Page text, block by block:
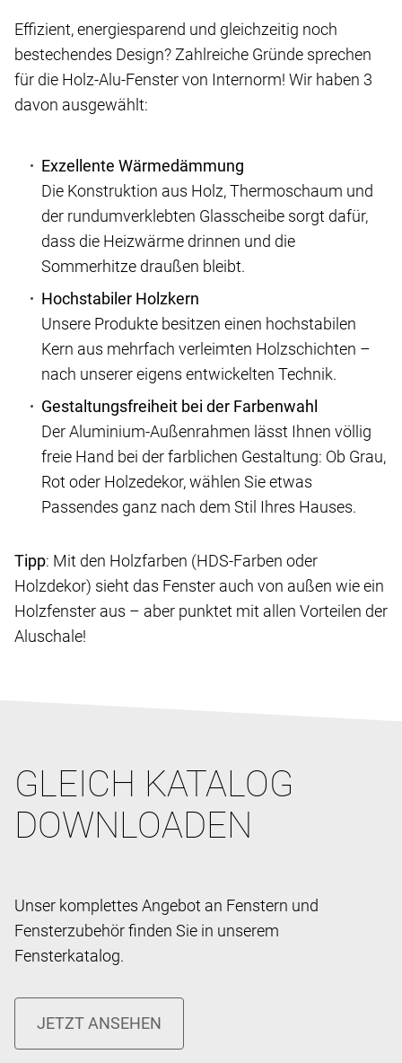
Effizient, energiesparend und gleichzeitig noch
bestechendes Design? Zahlreiche Gründe sprechen
für die Holz-Alu-Fenster von Internorm! Wir haben 3
davon ausgewählt:
Exzellente Wärmedämmung
Die Konstruktion aus Holz, Thermoschaum und
der rundumverklebten Glasscheibe sorgt dafür,
dass die Heizwärme drinnen und die
Sommerhitze draußen bleibt.
Hochstabiler Holzkern
Unsere Produkte besitzen einen hochstabilen
Kern aus mehrfach verleimten Holzschichten –
nach unserer eigens entwickelten Technik.
Gestaltungsfreiheit bei der Farbenwahl
Der Aluminium-Außenrahmen lässt Ihnen völlig
freie Hand bei der farblichen Gestaltung: Ob Grau,
Rot oder Holzedekor, wählen Sie etwas
Passendes ganz nach dem Stil Ihres Hauses.
Tipp: Mit den Holzfarben (HDS-Farben oder
Holzdekor) sieht das Fenster auch von außen wie ein
Holzfenster aus – aber punktet mit allen Vorteilen der
Aluschale!
GLEICH KATALOG
DOWNLOADEN
Unser komplettes Angebot an Fenstern und
Fensterzubehör finden Sie in unserem
Fensterkatalog.